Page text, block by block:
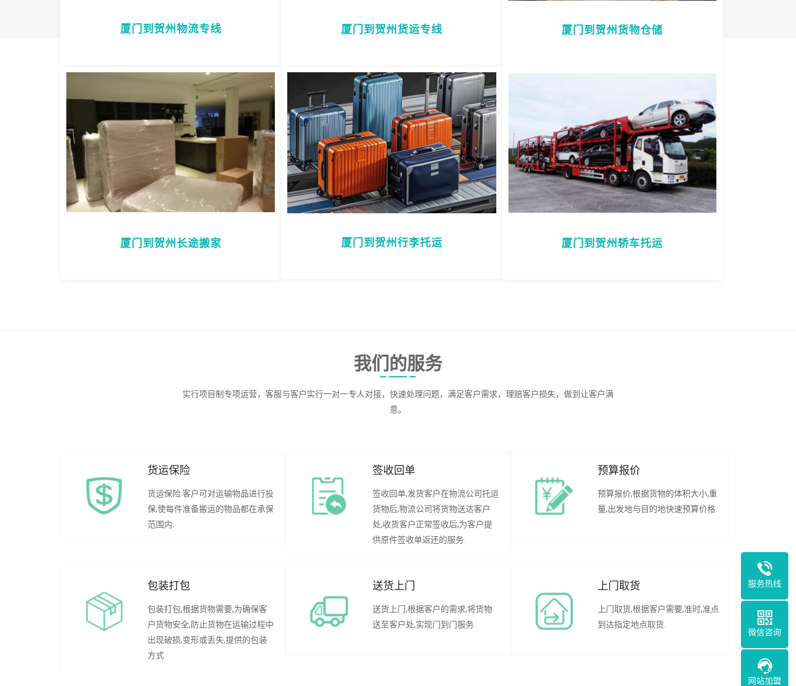
厦门到贺州物流专线 厦门到贺州货运专线 厦门到贺州货物仓储
厦门到贺州长途搬家 厦门到贺州行李托运 厦门到贺州轿车托运
我们的服务
实行项目制专项运营，客服与客户实行一对一专人对接，快速处理问题，满足客户需求，理赔客户损失，做到让客户满
意。
货运保险
货运保险:客户可对运输物品进行投
保,使每件准备搬运的物品都在承保
范围内.
签收回单
签收回单,发货客户在物流公司托运
货物后,物流公司将货物送达客户
处,收货客户正常签收后,为客户提
供原件签收单返还的服务.
预算报价
预算报价,根据货物的体积大小,重
量,出发地与目的地快速预算价格.
包装打包
包装打包,根据货物需要,为确保客
户货物安全,防止货物在运输过程中
出现破损,变形或丢失,提供的包装
方式
送货上门
送货上门,根据客户的需求,将货物
送至客户处,实现门到门服务.
上门取货
上门取货,根据客户需要,准时,准点
到达指定地点取货.
服务热线
微信咨询
网站加盟